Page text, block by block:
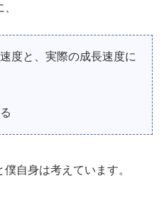
度と、実際の成長速度に
自身は考えています。